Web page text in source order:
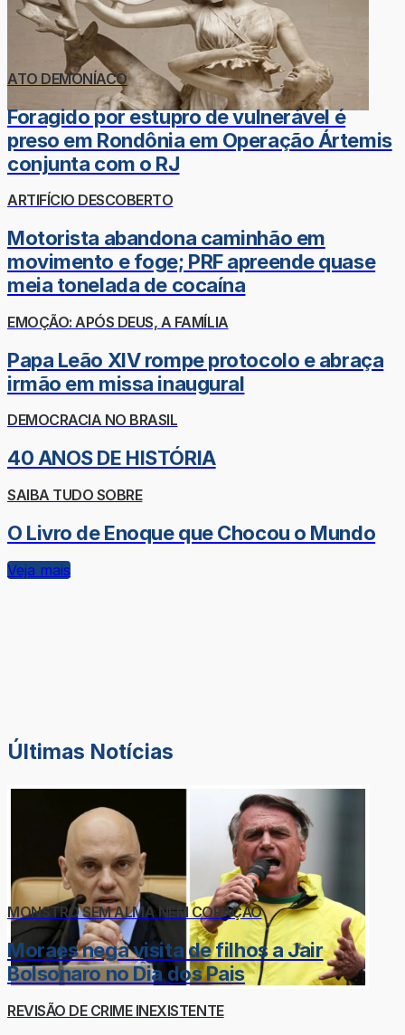
ATO DEMONÍACO
Foragido por estupro de vulnerável é
preso em Rondônia em Operação Ártemis
conjunta com o RJ
ARTIFÍCIO DESCOBERTO
Motorista abandona caminhão em
movimento e foge; PRF apreende quase
meia tonelada de cocaína
EMOÇÃO: APÓS DEUS, A FAMÍLIA
Papa Leão XIV rompe protocolo e abraça
irmão em missa inaugural
DEMOCRACIA NO BRASIL
40 ANOS DE HISTÓRIA
SAIBA TUDO SOBRE
O Livro de Enoque que Chocou o Mundo
Veja mais
Últimas Notícias
MONSTRO SEM ALMA NEM CORAÇÃO
Moraes nega visita de filhos a Jair
Bolsonaro no Dia dos Pais
REVISÃO DE CRIME INEXISTENTE